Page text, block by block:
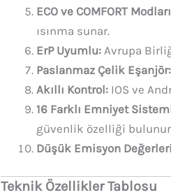
ECO ve COMFORT
ısınma sunar.
ErP Uyumlu: Avrupa
Paslanmaz Çelik Eşanjör:
Akıllı Kontrol: IOS ve
16 Farklı Emniyet
güvenlik özelliği
Düşük Emisyon
Teknik Özellikler Tablosu